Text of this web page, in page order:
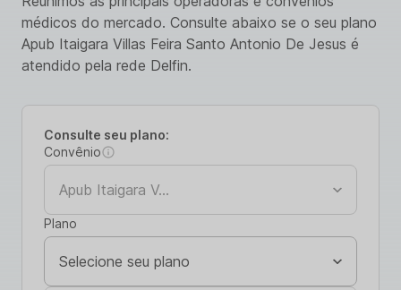
médicos do mercado. Consulte abaixo se o seu plano
Apub Itaigara Villas Feira Santo Antonio De Jesus é
atendido pela rede Delfin.
Consulte seu plano:
Convênio
Plano